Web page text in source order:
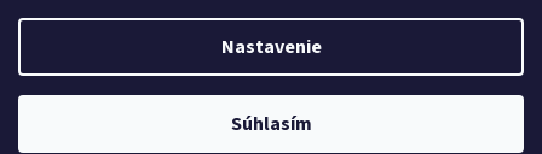
Nastavenie
Súhlasím
Copyright 2026Energiaprirody.sk - Internetový obchod s
doplnkami stravy. Všetky práva vyhradené.
informácie o zľavách a